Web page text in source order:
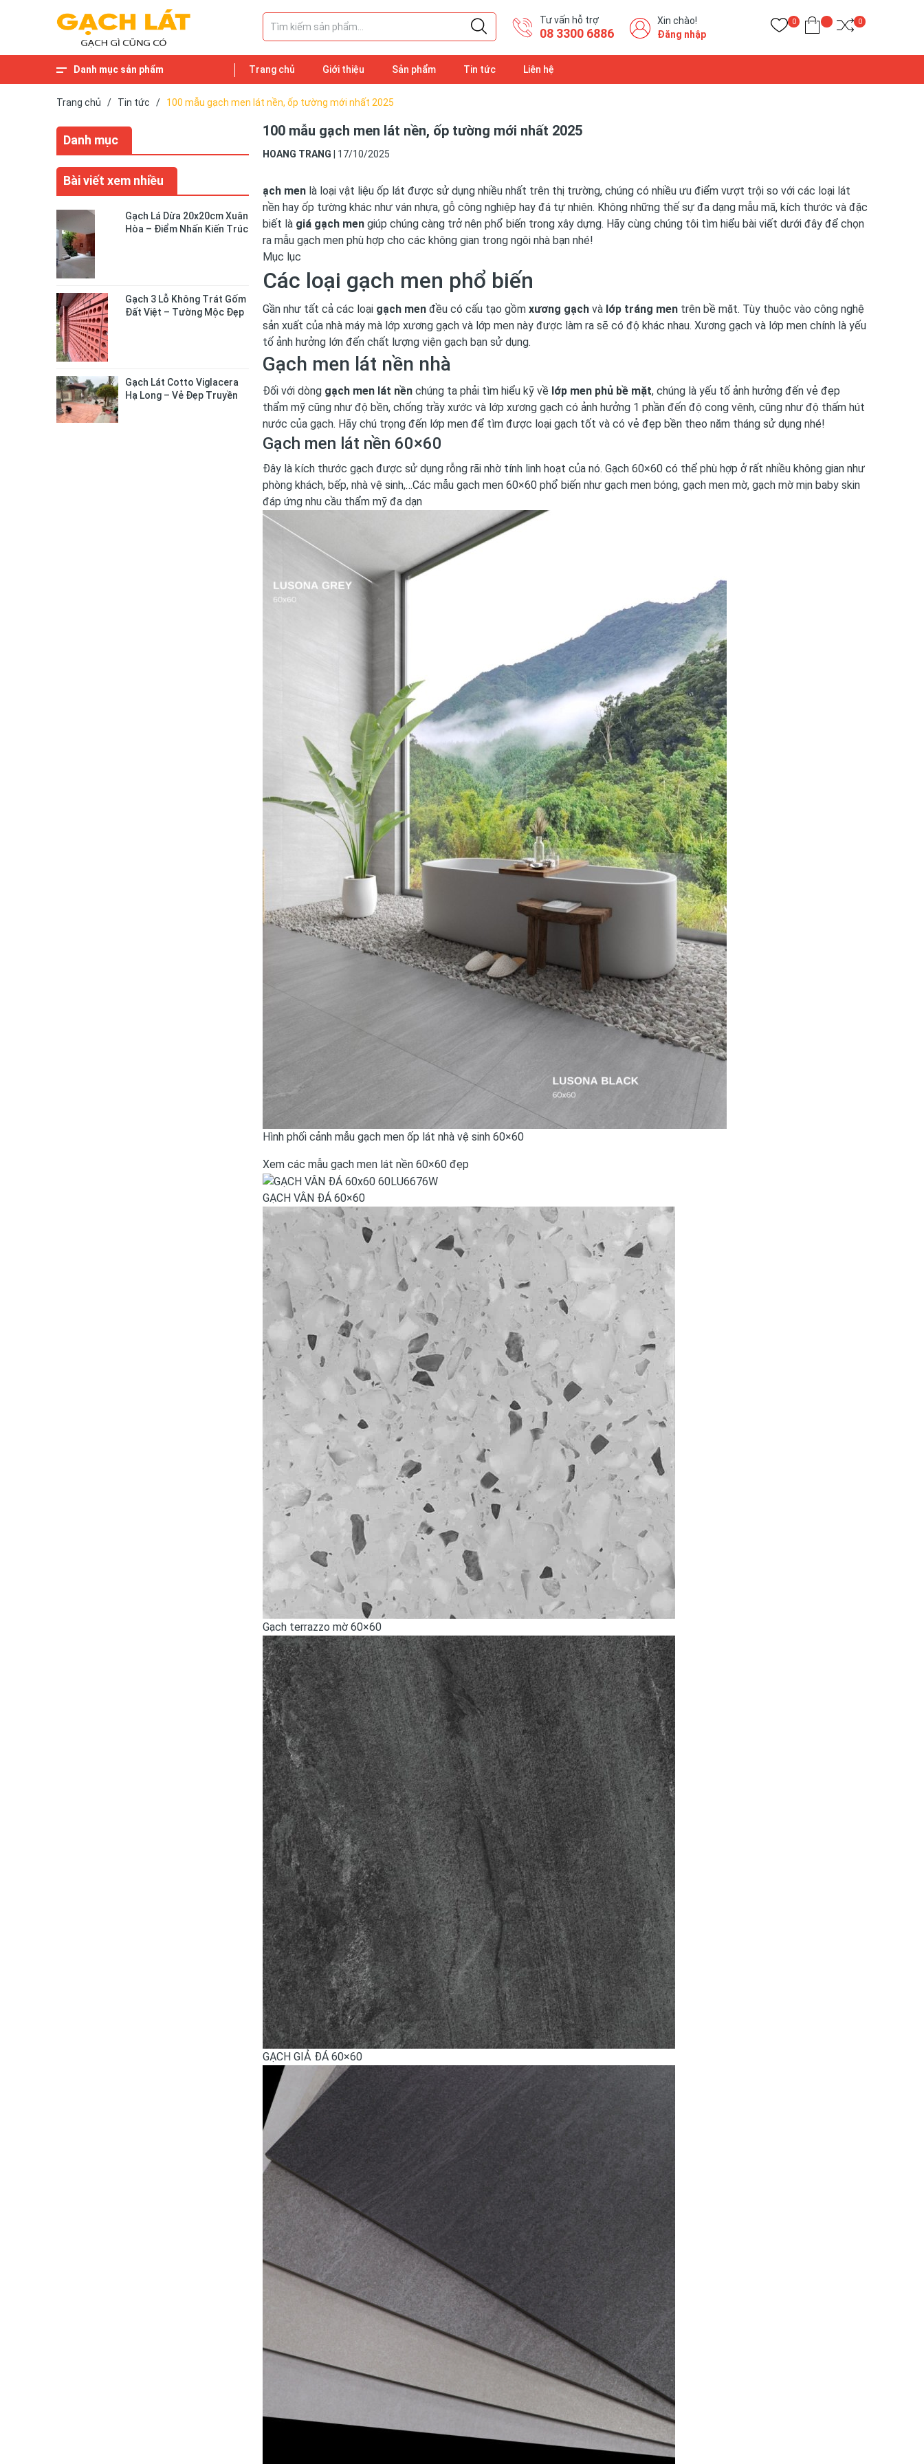
Tư vấn hỗ trợ
08 3300 6886
Xin chào!
Đăng nhập
0 0
Danh mục sản phẩm Trang chủ Giới thiệu Sản phẩm Tin tức Liên hệ
Trang chủ / Tin tức / 100 mẫu gạch men lát nền, ốp tường mới nhất 2025
Danh mục
Bài viết xem nhiều
Gạch Lá Dừa 20x20cm Xuân
Hòa – Điểm Nhấn Kiến Trúc
Gạch 3 Lỗ Không Trát Gốm
Đất Việt – Tường Mộc Đẹp
Gạch Lát Cotto Viglacera
Hạ Long – Vẻ Đẹp Truyền
100 mẫu gạch men lát nền, ốp tường mới nhất 2025
HOANG TRANG 17/10/2025
ạch men là loại vật liệu ốp lát được sử dụng nhiều nhất trên thị trường, chúng có nhiều ưu điểm vượt trội so với các loại lát
nền hay ốp tường khác như ván nhựa, gỗ công nghiệp hay đá tự nhiên. Không những thế sự đa dạng mẫu mã, kích thước và đặc
biết là giá gạch men giúp chúng càng trở nên phổ biến trong xây dựng. Hãy cùng chúng tôi tìm hiểu bài viết dưới đây để chọn
ra mẫu gạch men phù hợp cho các không gian trong ngôi nhà bạn nhé!
Mục lục
Các loại gạch men phổ biến
Gần như tất cả các loại gạch men đều có cấu tạo gồm xương gạch và lớp tráng men trên bề mặt. Tùy thuộc vào công nghệ
sản xuất của nhà máy mà lớp xương gạch và lớp men này được làm ra sẽ có độ khác nhau. Xương gạch và lớp men chính là yếu
tố ảnh hưởng lớn đến chất lượng viện gạch bạn sử dụng.
Gạch men lát nền nhà
Đối với dòng gạch men lát nền chúng ta phải tìm hiểu kỹ về lớp men phủ bề mặt, chúng là yếu tố ảnh hưởng đến vẻ đẹp
thẩm mỹ cũng như độ bền, chống trầy xước và lớp xương gạch có ảnh hưởng 1 phần đến độ cong vênh, cũng như độ thấm hút
nước của gạch. Hãy chú trọng đến lớp men để tìm được loại gạch tốt và có vẻ đẹp bền theo năm tháng sử dụng nhé!
Gạch men lát nền 60×60
Đây là kích thước gạch được sử dụng rỗng rãi nhờ tính linh hoạt của nó. Gạch 60×60 có thể phù hợp ở rất nhiều không gian như
phòng khách, bếp, nhà vệ sinh,…Các mẫu gạch men 60×60 phổ biến như gạch men bóng, gạch men mờ, gạch mờ mịn baby skin
đáp ứng nhu cầu thẩm mỹ đa dạn
Hình phối cảnh mẫu gạch men ốp lát nhà vệ sinh 60×60
Xem các mẫu gạch men lát nền 60×60 đẹp
GẠCH VÂN ĐÁ 60×60
Gạch terrazzo mờ 60×60
GẠCH GIẢ ĐÁ 60×60